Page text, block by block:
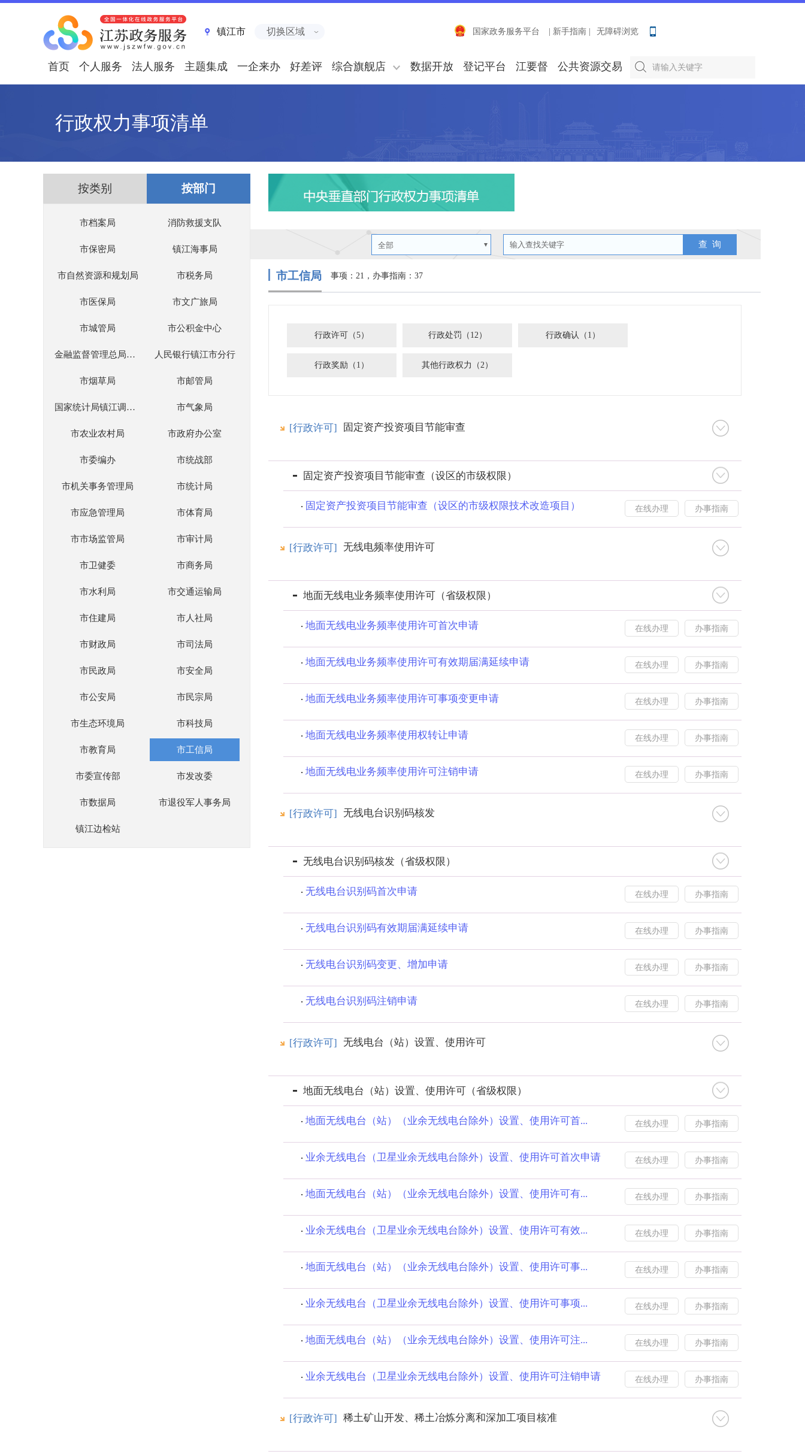
镇江市 切换区域 国家政务服务平台 | 新手指南 | 无障碍浏览
首页 个人服务 法人服务 主题集成 一企来办 好差评 综合旗舰店 数据开放 登记平台 江要督 公共资源交易
行政权力事项清单
按类别 按部门
市档案局 消防救援支队
市保密局 镇江海事局
市自然资源和规划局 市税务局
市医保局 市文广旅局
市城管局 市公积金中心
金融监督管理总局镇江监管分局 人民银行镇江市分行
市烟草局 市邮管局
国家统计局镇江调查队 市气象局
市农业农村局 市政府办公室
市委编办 市统战部
市机关事务管理局 市统计局
市应急管理局 市体育局
市市场监管局 市审计局
市卫健委 市商务局
市水利局 市交通运输局
市住建局 市人社局
市财政局 市司法局
市民政局 市安全局
市公安局 市民宗局
市生态环境局 市科技局
市教育局 市工信局
市委宣传部 市发改委
市数据局 市退役军人事务局
镇江边检站
全部
市工信局 事项：21，办事指南：37
行政许可（5） 行政处罚（12） 行政确认（1）
行政奖励（1） 其他行政权力（2）
[行政许可] 固定资产投资项目节能审查
固定资产投资项目节能审查（设区的市级权限）
固定资产投资项目节能审查（设区的市级权限技术改造项目） 在线办理 办事指南
[行政许可] 无线电频率使用许可
地面无线电业务频率使用许可（省级权限）
地面无线电业务频率使用许可首次申请 在线办理 办事指南
地面无线电业务频率使用许可有效期届满延续申请 在线办理 办事指南
地面无线电业务频率使用许可事项变更申请 在线办理 办事指南
地面无线电业务频率使用权转让申请 在线办理 办事指南
地面无线电业务频率使用许可注销申请 在线办理 办事指南
[行政许可] 无线电台识别码核发
无线电台识别码核发（省级权限）
无线电台识别码首次申请 在线办理 办事指南
无线电台识别码有效期届满延续申请 在线办理 办事指南
无线电台识别码变更、增加申请 在线办理 办事指南
无线电台识别码注销申请 在线办理 办事指南
[行政许可] 无线电台（站）设置、使用许可
地面无线电台（站）设置、使用许可（省级权限）
地面无线电台（站）（业余无线电台除外）设置、使用许可首... 在线办理 办事指南
业余无线电台（卫星业余无线电台除外）设置、使用许可首次申请 在线办理 办事指南
地面无线电台（站）（业余无线电台除外）设置、使用许可有... 在线办理 办事指南
业余无线电台（卫星业余无线电台除外）设置、使用许可有效... 在线办理 办事指南
地面无线电台（站）（业余无线电台除外）设置、使用许可事... 在线办理 办事指南
业余无线电台（卫星业余无线电台除外）设置、使用许可事项... 在线办理 办事指南
地面无线电台（站）（业余无线电台除外）设置、使用许可注... 在线办理 办事指南
业余无线电台（卫星业余无线电台除外）设置、使用许可注销申请 在线办理 办事指南
[行政许可] 稀土矿山开发、稀土冶炼分离和深加工项目核准